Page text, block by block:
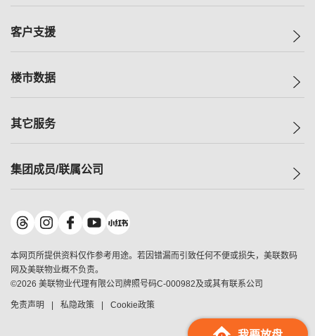
人才招募
一手新房
减价
美联豪宅
独家楼盘
租房
客户支援
自助放盘
查询热线
按揭计算机
负担能力计算机
转按计算机
缴款方式
楼市数据
指数
历史成交
小区成交排行榜
地区百科
其它服务
小区专页
美联精英会
美善会
地产经纪人管理协会
申报已递交的购楼开盘
集团成员/联属公司
美联物业
鋑联控股*
美联工商铺*
美联中国
美联澳门
美联金融集团
本网页所提供资料仅作参考用途。若因错漏而引致任何不便或损失，美联数码
网及美联物业概不负责。
©2026 美联物业代理有限公司牌照号码C-000982及或其有联系公司
免责声明 私隐政策 Cookie政策